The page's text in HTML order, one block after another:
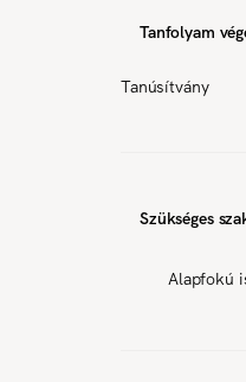
Tanfolyam
Tanúsítvány
Szükséges
Alapfokú